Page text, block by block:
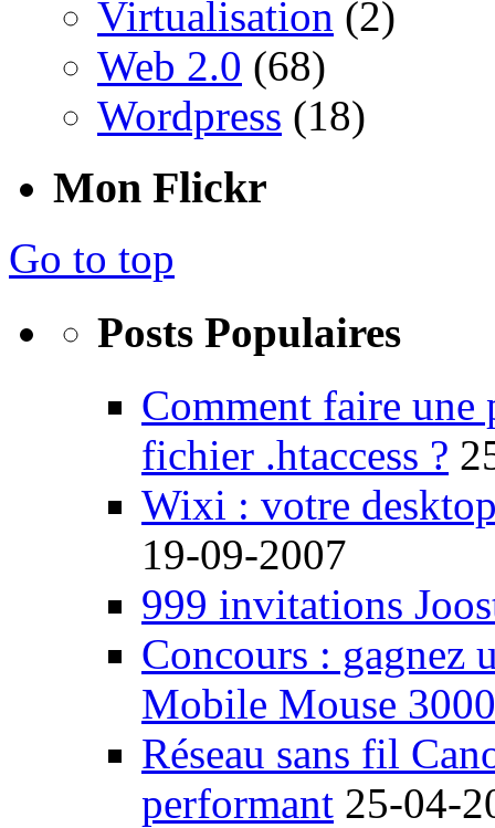
Virtualisation (2)
Web 2.0 (68)
Wordpress (18)
Mon Flickr
Go to top
Posts Populaires
Comment faire une
fichier .htaccess ?
Wixi : votre
19-09-2007
999 invitations
Concours : gagnez
Mobile Mouse 3000
Réseau sans fil
performant 25-04-